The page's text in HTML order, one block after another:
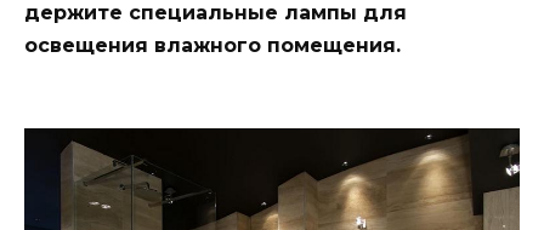
держите специальные лампы для
освещения влажного помещения.